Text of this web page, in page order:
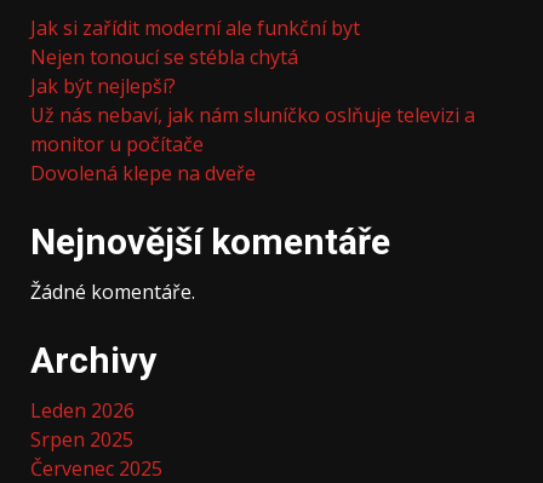
Jak si zařídit moderní ale funkční byt
Nejen tonoucí se stébla chytá
Jak být nejlepší?
Už nás nebaví, jak nám sluníčko oslňuje televizi a
monitor u počítače
Dovolená klepe na dveře
Nejnovější komentáře
Žádné komentáře.
Archivy
Leden 2026
Srpen 2025
Červenec 2025